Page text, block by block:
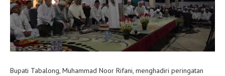
Bupati Tabalong, Muhammad Noor Rifani, menghadiri peringatan